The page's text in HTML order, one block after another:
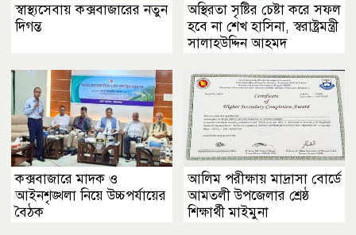
স্বাস্থ্যসেবায় কক্সবাজারের নতুন
দিগন্ত
অস্থিরতা সৃষ্টির চেষ্টা করে সফল
হবে না শেখ হাসিনা, স্বরাষ্ট্রমন্ত্রী
সালাহউদ্দিন আহমদ
কক্সবাজারে মাদক ও
আইনশৃঙ্খলা নিয়ে উচ্চপর্যায়ের
বৈঠক
আলিম পরীক্ষায় মাদ্রাসা বোর্ডে
আমতলী উপজেলার শ্রেষ্ঠ
শিক্ষার্থী মাইমুনা